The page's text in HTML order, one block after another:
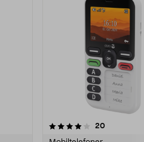
20
0.0 av 5 stjärnor